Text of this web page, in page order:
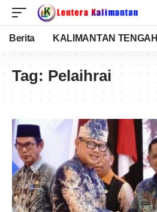
Berita KALIMANTAN TENGAH
Tag: Pelaihrai